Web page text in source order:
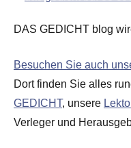
DAS GEDICHT blog
Besuchen Sie auch
Dort finden Sie alles
GEDICHT, unsere
Verleger und